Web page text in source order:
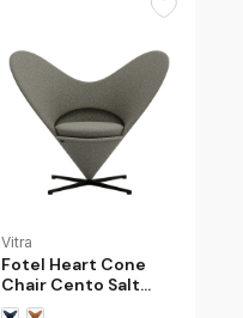
Vitra
Fotel Heart Cone
Chair Cento Salt
And Pepper Vitra